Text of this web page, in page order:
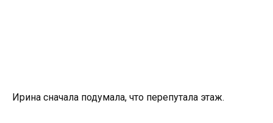
Ирина сначала подумала, что перепутала этаж.